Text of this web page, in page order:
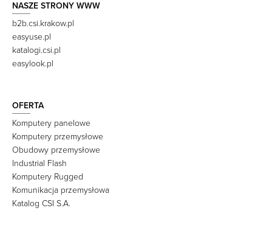
NASZE STRONY WWW
b2b.csi.krakow.pl
easyuse.pl
katalogi.csi.pl
easylook.pl
OFERTA
Komputery panelowe
Komputery przemysłowe
Obudowy przemysłowe
Industrial Flash
Komputery Rugged
Komunikacja przemysłowa
Katalog CSI S.A.